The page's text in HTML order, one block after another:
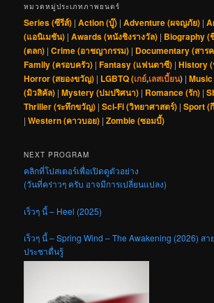
หมวดหมู่ประเภทภาพยนตร์
Series (ซีรีส์) |Action (บู๊) |Adventure (ผจญภัย) |
(แอนิเมชัน) |Awards (หนังชิงรางวัล) | Biography (
(ตลก) |Crime (อาชญากรรม) | Documentary (สาร
Family (ครอบครัว) |Fantasy (แฟนตาซี) |History
Horror (สยองขวัญ) | LGBTQ (เกย์,เลสเบี้ยน) |Music
(มิวสิคัล) |Mystery (ปมปริศนา) | Romance (รัก) |
Thriller (ระทึกขวัญ) |Sci-Fi (วิทยาศาสตร์) |Sport (
|Western (คาวบอย) |Zombie (ซอมบี้)
NEXT PROGRAM
คลิกที่โปสเตอร์เพื่อเปิดดูตัวอย่าง
(วันที่คร่าวๆ ครับ อาจมีการเปลี่ยนแปลง)
เร็วๆ นี้ – Heel (2025)
เร็วๆ นี้ – Spring Wind – The Awakening (2026) ส
ประชาตื่นรู้